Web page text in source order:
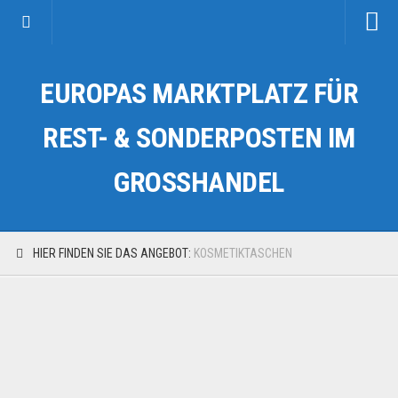
Kategorien
Auto & Motorrad
Fahrzeuge & Transport
EUROPAS MARKTPLATZ FÜR
REST- & SONDERPOSTEN IM
GROSSHANDEL
HIER FINDEN SIE DAS ANGEBOT: KOSMETIKTASCHEN